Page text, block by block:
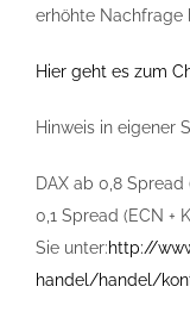
erhöhte Nachfrage
Hier geht es zum
Hinweis in eigener
DAX ab 0,8
0,1 Spread (ECN +
Sie unter:http://
handel/handel/